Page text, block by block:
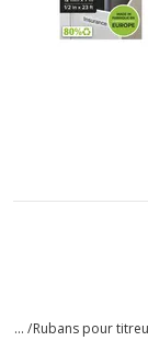
... /Rubans pour